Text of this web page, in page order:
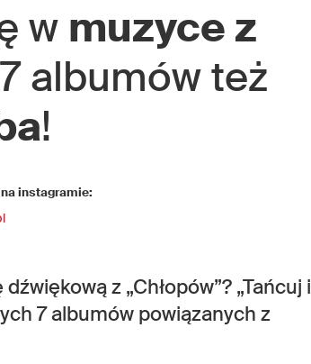
w muzyce z
albumów też
!
instagramie:
z „Chłopów”? „Tańcuj i
7 albumów powiązanych z